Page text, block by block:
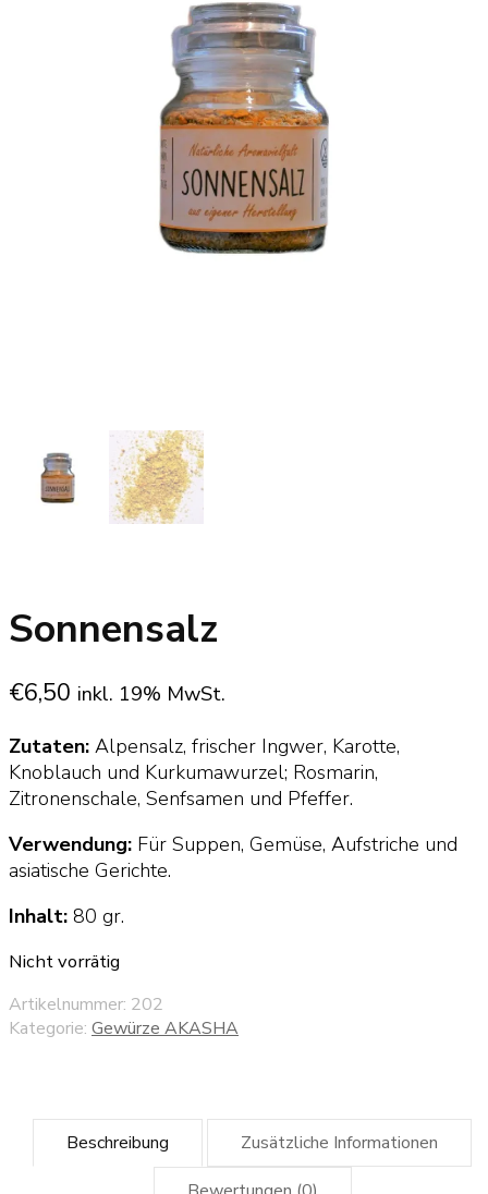
Sonnensalz
€6,50 inkl. 19% MwSt.
Zutaten: Alpensalz, frischer Ingwer, Karotte,
Knoblauch und Kurkumawurzel; Rosmarin,
Zitronenschale, Senfsamen und Pfeffer.
Verwendung: Für Suppen, Gemüse, Aufstriche und
asiatische Gerichte.
Inhalt: 80 gr.
Nicht vorrätig
Artikelnummer: 202
Kategorie: Gewürze AKASHA
Beschreibung
Zusätzliche Informationen